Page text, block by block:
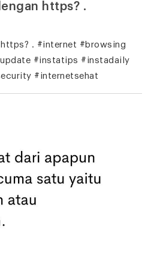
https? .
. #internet #browsing
#instatips #instadaily
#internetsehat